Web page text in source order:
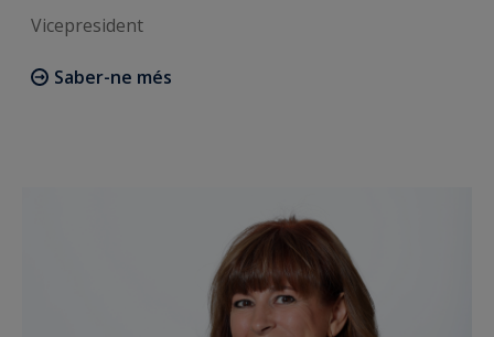
Vicepresident
Saber-ne més